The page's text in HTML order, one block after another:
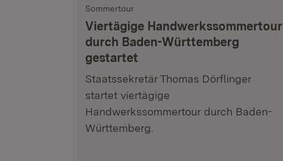
Sommertour
Viertägige Handwerkssommertour
durch Baden-Württemberg
gestartet
Staatssekretär Thomas Dörflinger
startet viertägige
Handwerkssommertour durch Baden-
Württemberg.